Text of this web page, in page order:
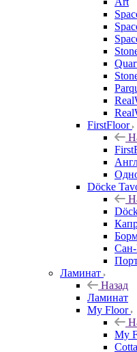
FirstFloor
Döcke
Ламинат
Назад
Ламинат
My Floor
My